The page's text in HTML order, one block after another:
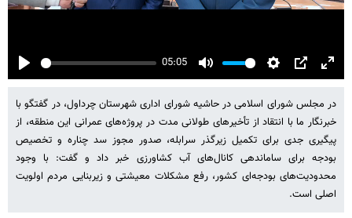
Play
05:05
Mute
Settings
PIP
Enter
در مجلس شورای اسلامی در حاشیه شورای اداری شهرستان چرداول، در گفتگو با
خبرنگار ما با انتقاد از تأخیرهای طولانی مدت در پروژه‌های عمرانی این منطقه، از
پیگیری جدی برای تکمیل زیرگذر سرابله، صدور مجوز سد چناره و تخصیص
بودجه برای ساماندهی کانال‌های آب کشاورزی خبر داد و گفت: با وجود
محدودیت‌های بودجه‌ای کشور، رفع مشکلات معیشتی و زیربنایی مردم اولویت
اصلی است.